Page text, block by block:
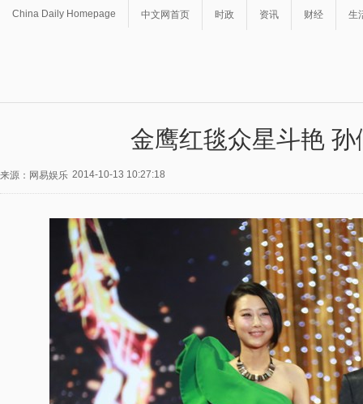
China Daily Homepage 中文网首页 时政 资讯 财经 生
金鹰红毯众星斗艳
来源：网易娱乐 2014-10-13 10:27:18